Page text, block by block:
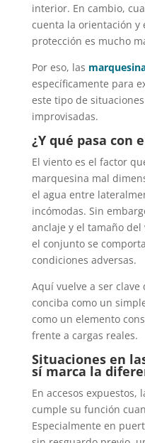
interior. En cambio,
cuenta la orientación y
protección es mucho
Por eso, las
específicamente para
este tipo de
improvisadas.
¿Y qué pasa con
El viento es el factor
marquesina mal
el agua entre
incómodas. Sin
anclaje y el tamaño
el conjunto se
condiciones adversas.
Aquí vuelve a ser
conciba como un
como un elemento
frente a cargas reales.
Situaciones en
sí marca la
En accesos
cumple su función
Especialmente en